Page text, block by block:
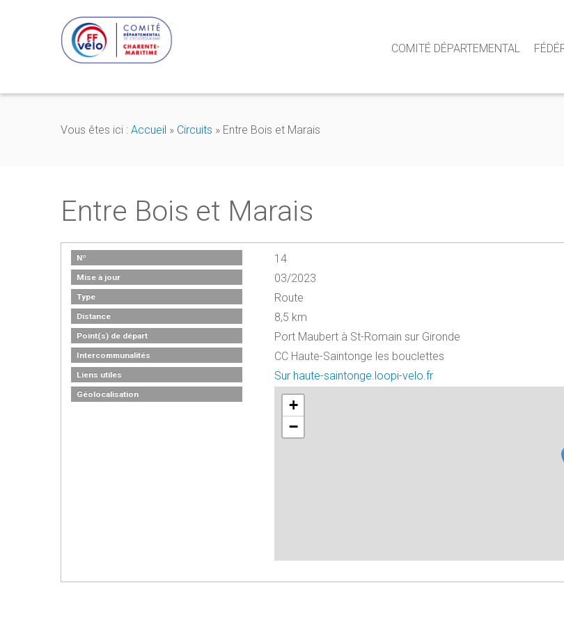
COMITÉ DÉPARTEMENTAL
Vous êtes ici : Accueil » Circuits » Entre Bois et Marais
Entre Bois et Marais
Nº 14
Mise à jour 03/2023
Type Route
Distance 8,5 km
Point(s) de départ Port Maubert à St-Romain sur Gironde
Intercommunalités CC Haute-Saintonge les bouclettes
Liens utiles Sur haute-saintonge.loopi-velo.fr
Géolocalisation
+
−